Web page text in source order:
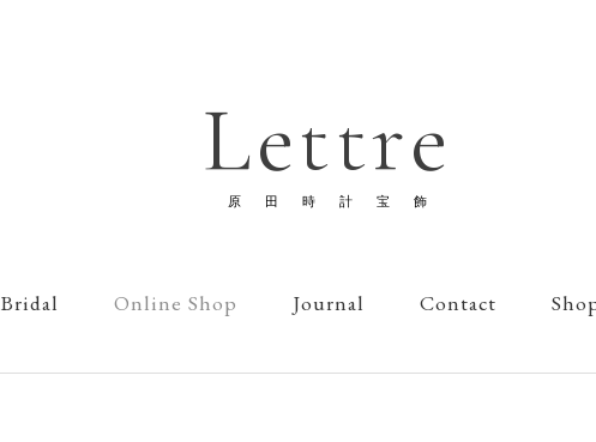
Lettre
原田時計宝飾
Bridal Online Shop Journal Contact